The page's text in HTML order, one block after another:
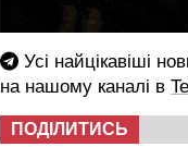
Усі найцікавіші
на нашому каналі в
ПОДІЛИТИСЬ